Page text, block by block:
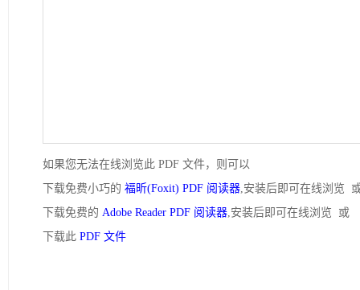
如果您无法在线浏览此 PDF 文件，则可以
下载免费小巧的 福昕(Foxit) PDF 阅读器,安装后即可在线浏览
下载免费的 Adobe Reader PDF 阅读器,安装后即可在线浏览 或
下载此 PDF 文件